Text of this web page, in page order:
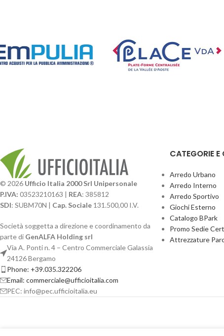
© 2026 Ufficio Italia 2000 Srl Unipersonale
P.IVA: 03523210163 | REA: 385812
SDI: SUBM70N | Cap. Sociale 131.500,00 I.V.
Società soggetta a direzione e coordinamento da
parte di GenALFA Holding srl
Via A. Ponti n. 4 – Centro Commerciale Galassia
24126 Bergamo
Phone: +39.035.322206
Email: commerciale@ufficioitalia.com
PEC: info@pec.ufficioitalia.eu
CATEGORIE
Arredo Urbano
Arredo Interno
Arredo Sportivo
Giochi Esterno
Catalogo BPark
Promo Sedie
Attrezzature